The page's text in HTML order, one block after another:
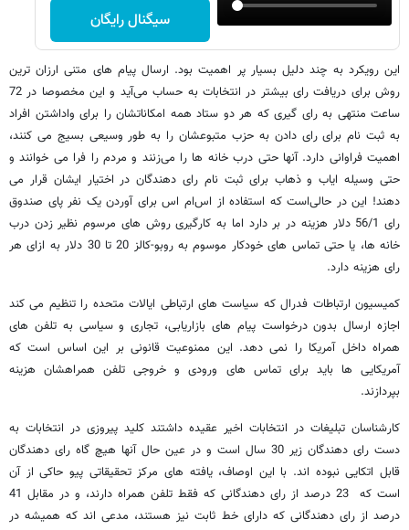
سیگنال رایگان
این رویکرد به چند دلیل بسیار پر اهمیت بود. ارسال پیام های متنی ارزان ترین
روش برای دریافت رای بیشتر در انتخابات به حساب می‌آید و این مخصوصا در 72
ساعت منتهی به رای گیری که هر دو ستاد همه امکاناتشان را برای واداشتن افراد
به ثبت نام برای رای دادن به حزب متبوعشان را به طور وسیعی بسیج می کنند،
اهمیت فراوانی دارد. آنها حتی درب خانه ها را می‌زنند و مردم را فرا می خوانند و
حتی وسیله ایاب و ذهاب برای ثبت نام رای دهندگان در اختیار ایشان قرار می
دهند! این در حالی‌است که استفاده از اس‌ام ‌اس برای آوردن یک نفر پای صندوق
رای 56/1 دلار هزینه در بر دارد اما به کارگیری روش های مرسوم نظیر زدن درب
خانه ها، یا حتی تماس های خودکار موسوم به روبو-کالز 20 تا 30 دلار به ازای هر
رای هزینه دارد.
کمیسیون ارتباطات فدرال که سیاست های ارتباطی ایالات متحده را تنظیم می کند
اجازه ارسال بدون درخواست پیام های بازاریابی، تجاری و سیاسی به تلفن های
همراه داخل آمریکا را نمی دهد. این ممنوعیت قانونی بر این اساس است که
آمریکایی ها باید برای تماس های ورودی و خروجی تلفن همراهشان هزینه
بپردازند.
کارشناسان تبلیغات در انتخابات اخیر عقیده داشتند کلید پیروزی در انتخابات به
دست رای دهندگان زیر 30 سال است و در عین حال آنها هیچ گاه رای دهندگان
قابل اتکایی نبوده اند. با این اوصاف، یافته های مرکز تحقیقاتی پیو حاکی از آن
است که 23 درصد از رای دهندگانی که فقط تلفن همراه دارند، و در مقابل 41
درصد از رای دهندگانی که دارای خط ثابت نیز هستند، مدعی اند که همیشه در